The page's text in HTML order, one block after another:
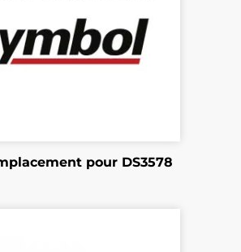
pour DS3578